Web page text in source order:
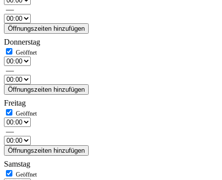
—
Öffnungszeiten hinzufügen
Donnerstag
—
Öffnungszeiten hinzufügen
Freitag
—
Öffnungszeiten hinzufügen
Samstag